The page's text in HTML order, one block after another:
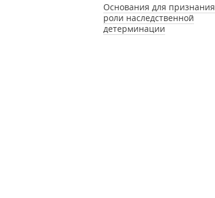
Основания для признания
роли наследственной
детерминации